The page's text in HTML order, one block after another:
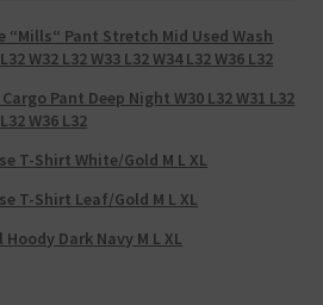
“Mills“ Pant Stretch Mid Used Wash
W32 L32 W33 L32 W34 L32 W36 L32
Pant Deep Night W30 L32 W31 L32
W36 L32
T-Shirt White/Gold M L XL
T-Shirt Leaf/Gold M L XL
Dark Navy M L XL